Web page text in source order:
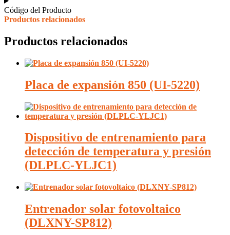
Código del Producto
Productos relacionados
Productos relacionados
Placa de expansión 850 (UI-5220)
Dispositivo de entrenamiento para
detección de temperatura y presión
(DLPLC-YLJC1)
Entrenador solar fotovoltaico
(DLXNY-SP812)